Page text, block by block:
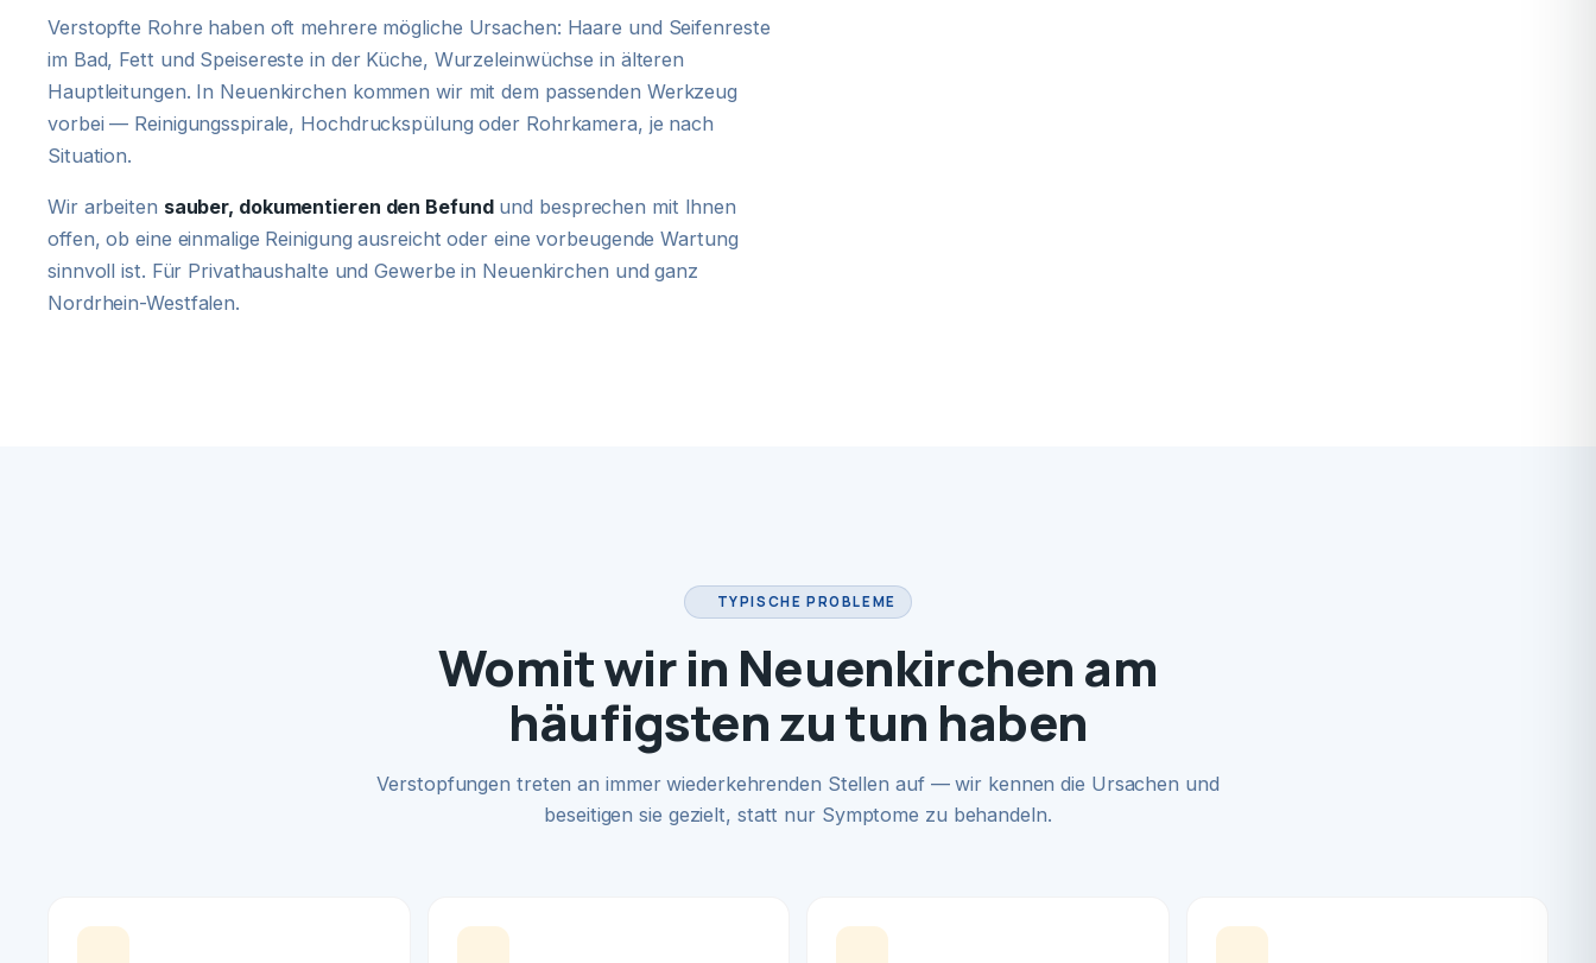
Verstopfte Rohre haben oft mehrere mögliche Ursachen: Haare und Seifenreste
im Bad, Fett und Speisereste in der Küche, Wurzeleinwüchse in älteren
Hauptleitungen. In Neuenkirchen kommen wir mit dem passenden Werkzeug
vorbei — Reinigungsspirale, Hochdruckspülung oder Rohrkamera, je nach
Situation.
Wir arbeiten sauber, dokumentieren den Befundund besprechen mit Ihnen
offen, ob eine einmalige Reinigung ausreicht oder eine vorbeugende Wartung
sinnvoll ist. Für Privathaushalte und Gewerbe in Neuenkirchen und ganz
Nordrhein-Westfalen.
TYPISCHE PROBLEME
Womit wir in Neuenkirchen am
häufigsten zu tun haben
Verstopfungen treten an immer wiederkehrenden Stellen auf — wir kennen die Ursachen und
beseitigen sie gezielt, statt nur Symptome zu behandeln.